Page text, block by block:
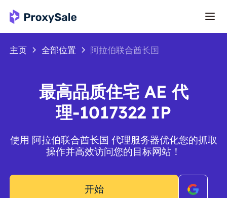
主页 全部位置 阿拉伯联合酋长国
最高品质住宅 AE 代
理-1017322 IP
使用 阿拉伯联合酋长国 代理服务器优化您的抓取
操作并高效访问您的目标网站！
开始